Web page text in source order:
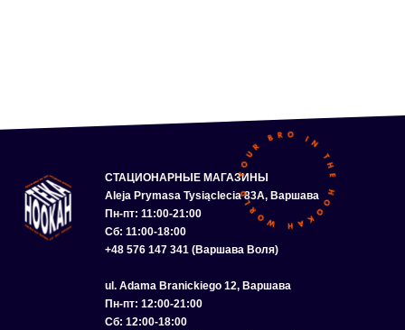
СТАЦИОНАРНЫЕ МАГАЗИНЫ
Aleja Prymasa Tysiąclecia 83A, Варшава
Пн-пт: 11:00-21:00
Сб: 11:00-18:00
+48 576 147 341 (Варшава Воля)
ul. Adama Branickiego 12, Варшава
Пн-пт: 12:00-21:00
Сб: 12:00-18:00